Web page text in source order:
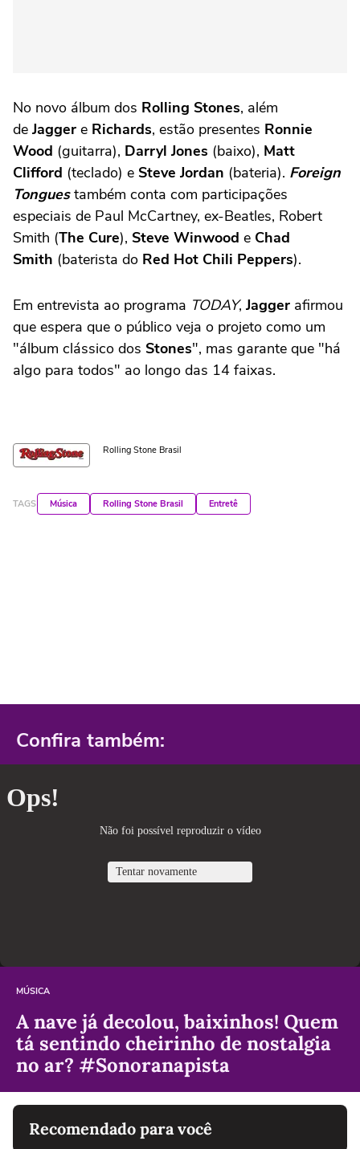
No novo álbum dos Rolling Stones, além
de Jagger e Richards, estão presentes Ronnie
Wood (guitarra), Darryl Jones (baixo), Matt
Clifford (teclado) e Steve Jordan (bateria). Foreign
Tonguestambém conta com participações
especiais de Paul McCartney, ex-Beatles, Robert
Smith (The Cure), Steve Winwood e Chad
Smith (baterista do Red Hot Chili Peppers).
Em entrevista ao programa TODAY, Jagger afirmou
que espera que o público veja o projeto como um
"álbum clássico dos Stones", mas garante que "há
algo para todos" ao longo das 14 faixas.
Rolling Stone Brasil
TAGS Música Rolling Stone Brasil Entretê
Confira também:
MÚSICA
A nave já decolou, baixinhos! Quem
tá sentindo cheirinho de nostalgia
no ar? #Sonoranapista
Recomendado para você